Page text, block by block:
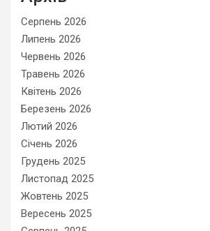
Серпень 2026
Липень 2026
Червень 2026
Травень 2026
Квітень 2026
Березень 2026
Лютий 2026
Січень 2026
Грудень 2025
Листопад 2025
Жовтень 2025
Вересень 2025